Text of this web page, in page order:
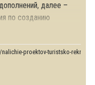
далее –
по созданию
proektov-turistsko-